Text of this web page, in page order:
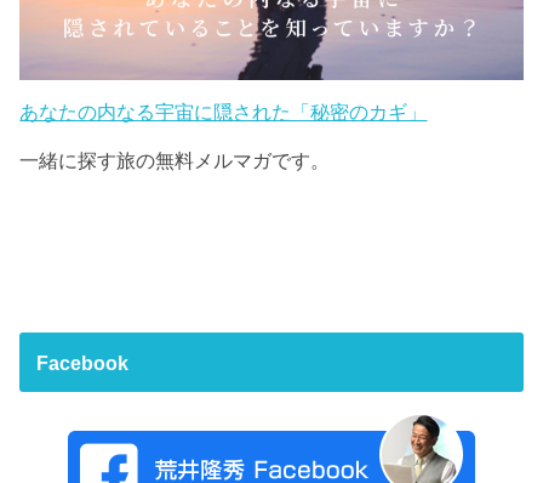
あなたの内なる宇宙に隠された「秘密のカギ」
一緒に探す旅の無料メルマガです。
Facebook